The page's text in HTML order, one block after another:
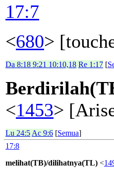
17:7
<680>
Da 8:18 9:21 10:10,18 Re 1:17 [
<1453>
Lu 24:5 Ac 9:6 [Semua]
17:8
melihat(TB)/dilihatnya(TL) <